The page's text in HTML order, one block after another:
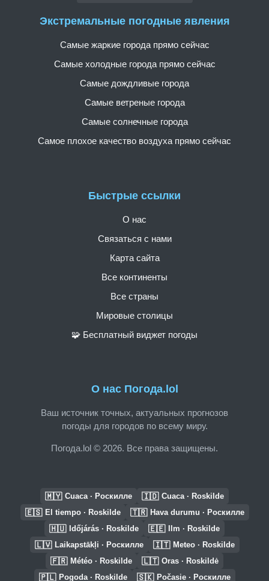
О нас Погода.lol
Ваш источник точных, актуальных прогнозов
погоды для городов по всему миру.
Погода.lol © 2026. Все права защищены.
Быстрые ссылки
О нас
Связаться с нами
Карта сайта
Все континенты
Все страны
Мировые столицы
🧩 Бесплатный виджет погоды
Экстремальные погодные явления
Самые жаркие города прямо сейчас
Самые холодные города прямо сейчас
Самые дождливые города
Самые ветреные города
Самые солнечные города
Самое плохое качество воздуха прямо сейчас
🇲🇾 Cuaca · Роскилле 🇮🇩 Cuaca · Roskilde
🇪🇸 El tiempo · Roskilde 🇹🇷 Hava durumu · Роскилле
🇭🇺 Időjárás · Roskilde 🇪🇪 Ilm · Roskilde
🇱🇻 Laikapstākļi · Роскилле 🇮🇹 Meteo · Roskilde
🇫🇷 Météo · Roskilde 🇱🇹 Oras · Roskildė
🇵🇱 Pogoda · Roskilde 🇸🇰 Počasie · Роскилле